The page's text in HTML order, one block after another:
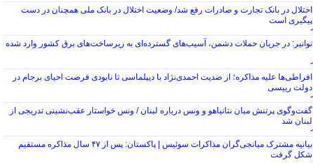
اختلال در بانک تجارت و صادرات رفع شد/ وضعیت اختلال در بانک ملی همچنان در دست
پیگیری است
توانیر: در جریان حملات دشمن، آسیب‌های گسترده‌ای به زیرساخت‌های برق کشور وارد شده
افراطی‌ها علیه مذاکره؛ از ضدیت احمدی‌نژاد با دیپلماسی تا نابودی فرصت احیای برجام در
دولت رییسی
گفت‌وگوی پرتنش میان نتانیاهو و ونس درباره لبنان / ونس خواستار عقب‌نشینی تدریجی از
لبنان شد
بیانیه مشترک میانجی‌گران مذاکرات سوئیس | پاکستان: پس از ۴۷ سال مذاکره مستقیم
شکل گرفت